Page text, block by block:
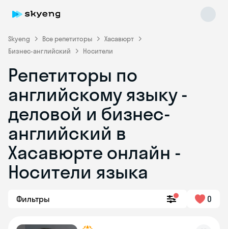
Skyeng Все репетиторы
Хасавюрт
Бизнес-английский
Носители
Репетиторы по
английскому языку -
деловой и бизнес-
английский в
Хасавюрте онлайн -
Носители языка
Фильтры 0
Skyeng Chat